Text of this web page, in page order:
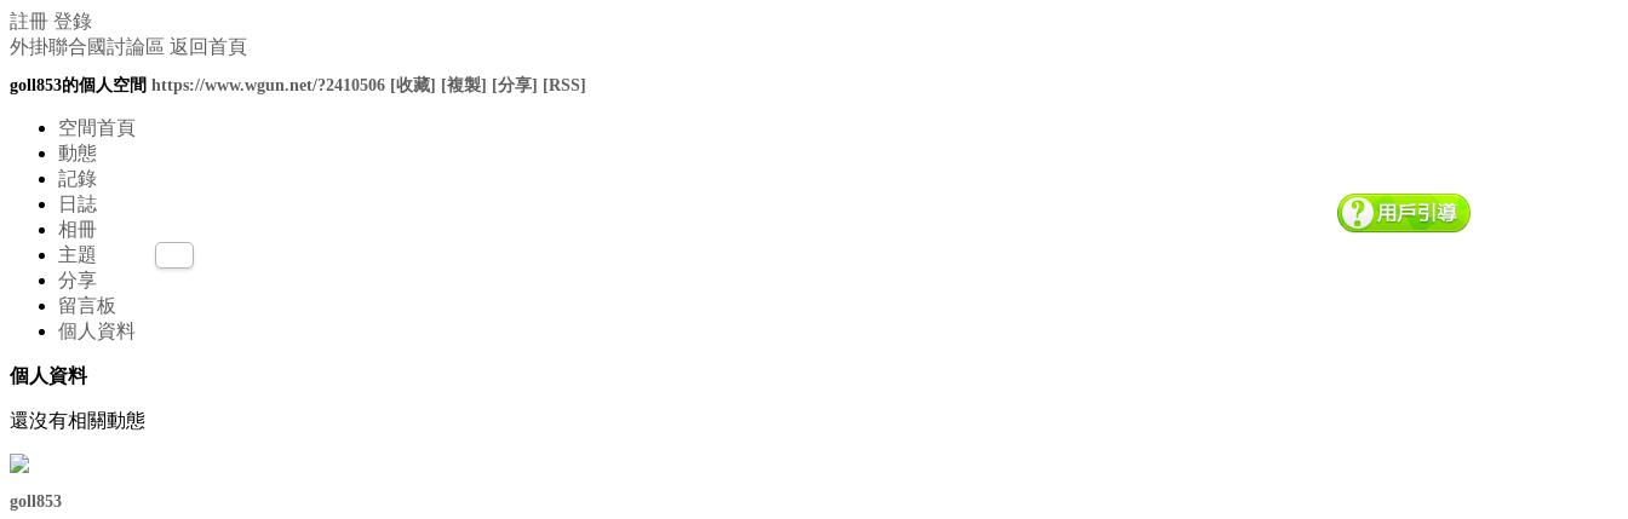
註冊 登錄
外掛聯合國討論區 返回首頁
goll853的個人空間 https://www.wgun.net/?2410506 [收藏] [複製] [分享] [RSS]
空間首頁
動態
記錄
日誌
相冊
主題
分享
留言板
個人資料
個人資料
還沒有相關動態
goll853